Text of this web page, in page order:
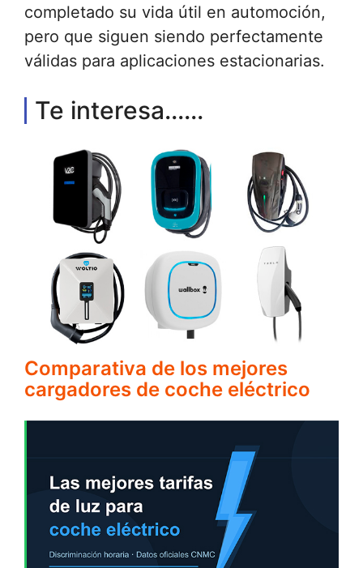
completado su vida útil en automoción,
pero que siguen siendo perfectamente
válidas para aplicaciones estacionarias.
Te interesa......
Comparativa de los mejores
cargadores de coche eléctrico